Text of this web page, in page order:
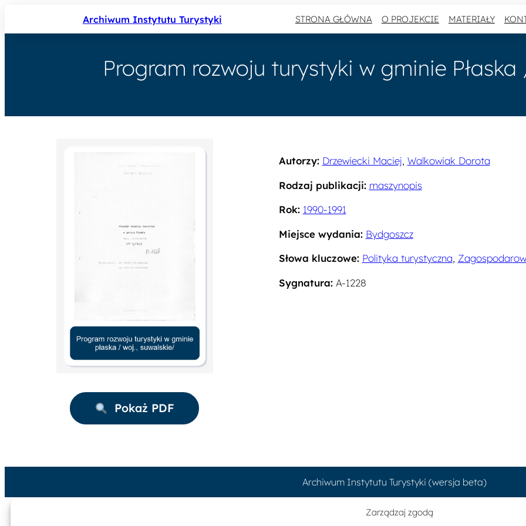
Zarządzaj zgodą
Archiwum Instytutu Turystyki STRONA GŁÓWNA O PROJEKCIE MATERIAŁY
Program rozwoju turystyki w gminie
Pokaż PDF
Autorzy: Drzewiecki Maciej, Walkowiak Dorota
Rodzaj publikacji: maszynopis
Rok: 1990-1991
Miejsce wydania: Bydgoszcz
Słowa kluczowe: Polityka turystyczna,
Sygnatura:A-1228
Archiwum Instytutu Turystyki (wersja beta)